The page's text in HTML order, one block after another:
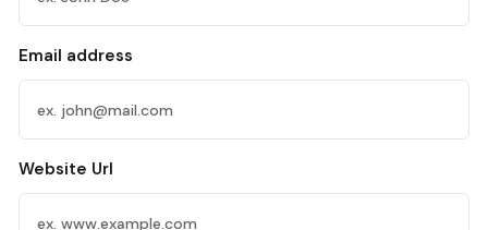
Email address
Website Url